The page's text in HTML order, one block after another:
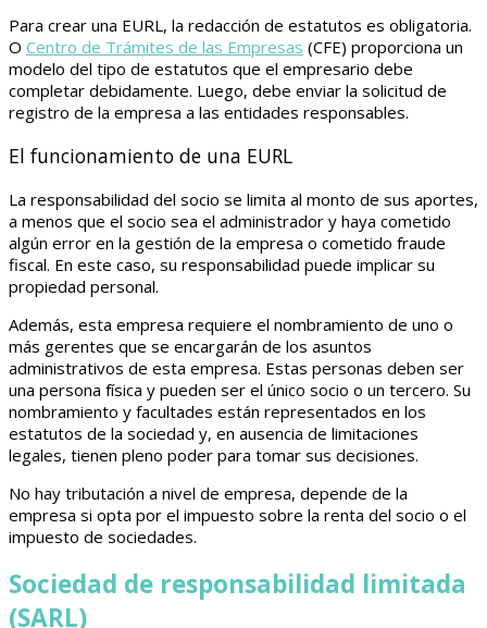
Para crear una EURL, la redacción de estatutos es obligatoria.
O Centro de Trámites de las Empresas (CFE) proporciona un
modelo del tipo de estatutos que el empresario debe
completar debidamente. Luego, debe enviar la solicitud de
registro de la empresa a las entidades responsables.
El funcionamiento de una EURL
La responsabilidad del socio se limita al monto de sus aportes,
a menos que el socio sea el administrador y haya cometido
algún error en la gestión de la empresa o cometido fraude
fiscal. En este caso, su responsabilidad puede implicar su
propiedad personal.
Además, esta empresa requiere el nombramiento de uno o
más gerentes que se encargarán de los asuntos
administrativos de esta empresa. Estas personas deben ser
una persona física y pueden ser el único socio o un tercero. Su
nombramiento y facultades están representados en los
estatutos de la sociedad y, en ausencia de limitaciones
legales, tienen pleno poder para tomar sus decisiones.
No hay tributación a nivel de empresa, depende de la
empresa si opta por el impuesto sobre la renta del socio o el
impuesto de sociedades.
Sociedad de responsabilidad limitada
(SARL)